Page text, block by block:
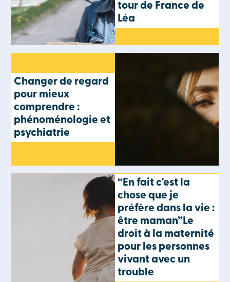
tour de France de
Léa
Changer de regard
pour mieux
comprendre :
phénoménologie et
psychiatrie
“En fait c'est la
chose que je
préfère dans la vie :
être maman”Le
droit à la maternité
pour les personnes
vivant avec un
trouble